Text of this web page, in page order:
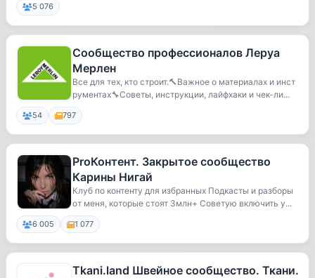
5 076
Сообщество профессионалов Леруа
Мерлен
Все для тех, кто строит.🔨Важное о материалах и инст
рументах🔧Советы, инструкции, лайфхаки и чек-ли...
54 797
ProКонтент. Закрытое сообщество
Карины Нигай
Клуб по контенту для избранных Подкасты и разборы
от меня, которые стоят 3млн+ Советую включить у...
6 005 1 077
Tkani.land Швейное сообщество. Ткани.